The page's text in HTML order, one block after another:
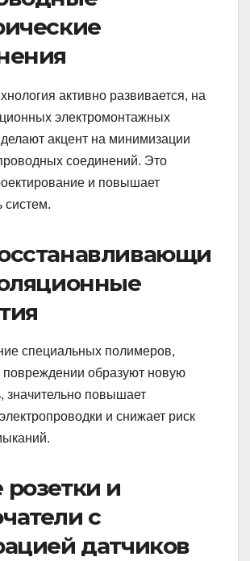
активно развивается, на
электромонтажных
акцент на минимизации
соединений. Это
и повышает
систем.
специальных полимеров,
повреждении образуют новую
значительно повышает
и снижает риск
и
с
датчиков